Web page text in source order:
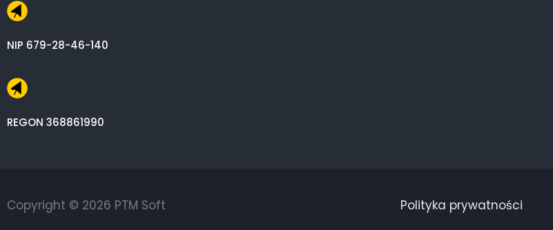
NIP 679-28-46-140
REGON 368861990
Copyright © 2026 PTM Soft Polityka prywatności